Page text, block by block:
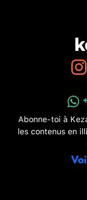
Abonne-toi à
les contenus en